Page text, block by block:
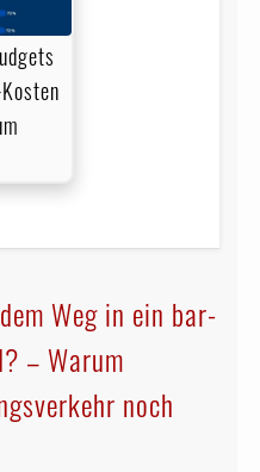
Weg in ein bar­
– Warum
noch